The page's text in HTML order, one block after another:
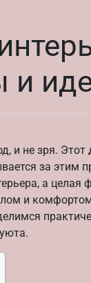
и
и не зря. Этот
за этим
а
и